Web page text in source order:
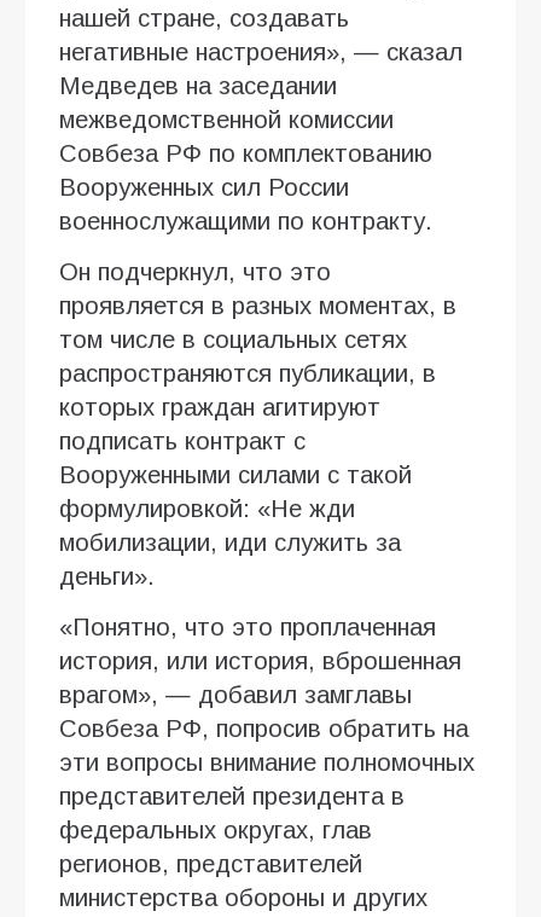
нашей стране, создавать
негативные настроения», — сказал
Медведев на заседании
межведомственной комиссии
Совбеза РФ по комплектованию
Вооруженных сил России
военнослужащими по контракту.
Он подчеркнул, что это
проявляется в разных моментах, в
том числе в социальных сетях
распространяются публикации, в
которых граждан агитируют
подписать контракт с
Вооруженными силами с такой
формулировкой: «Не жди
мобилизации, иди служить за
деньги».
«Понятно, что это проплаченная
история, или история, вброшенная
врагом», — добавил замглавы
Совбеза РФ, попросив обратить на
эти вопросы внимание полномочных
представителей президента в
федеральных округах, глав
регионов, представителей
министерства обороны и других